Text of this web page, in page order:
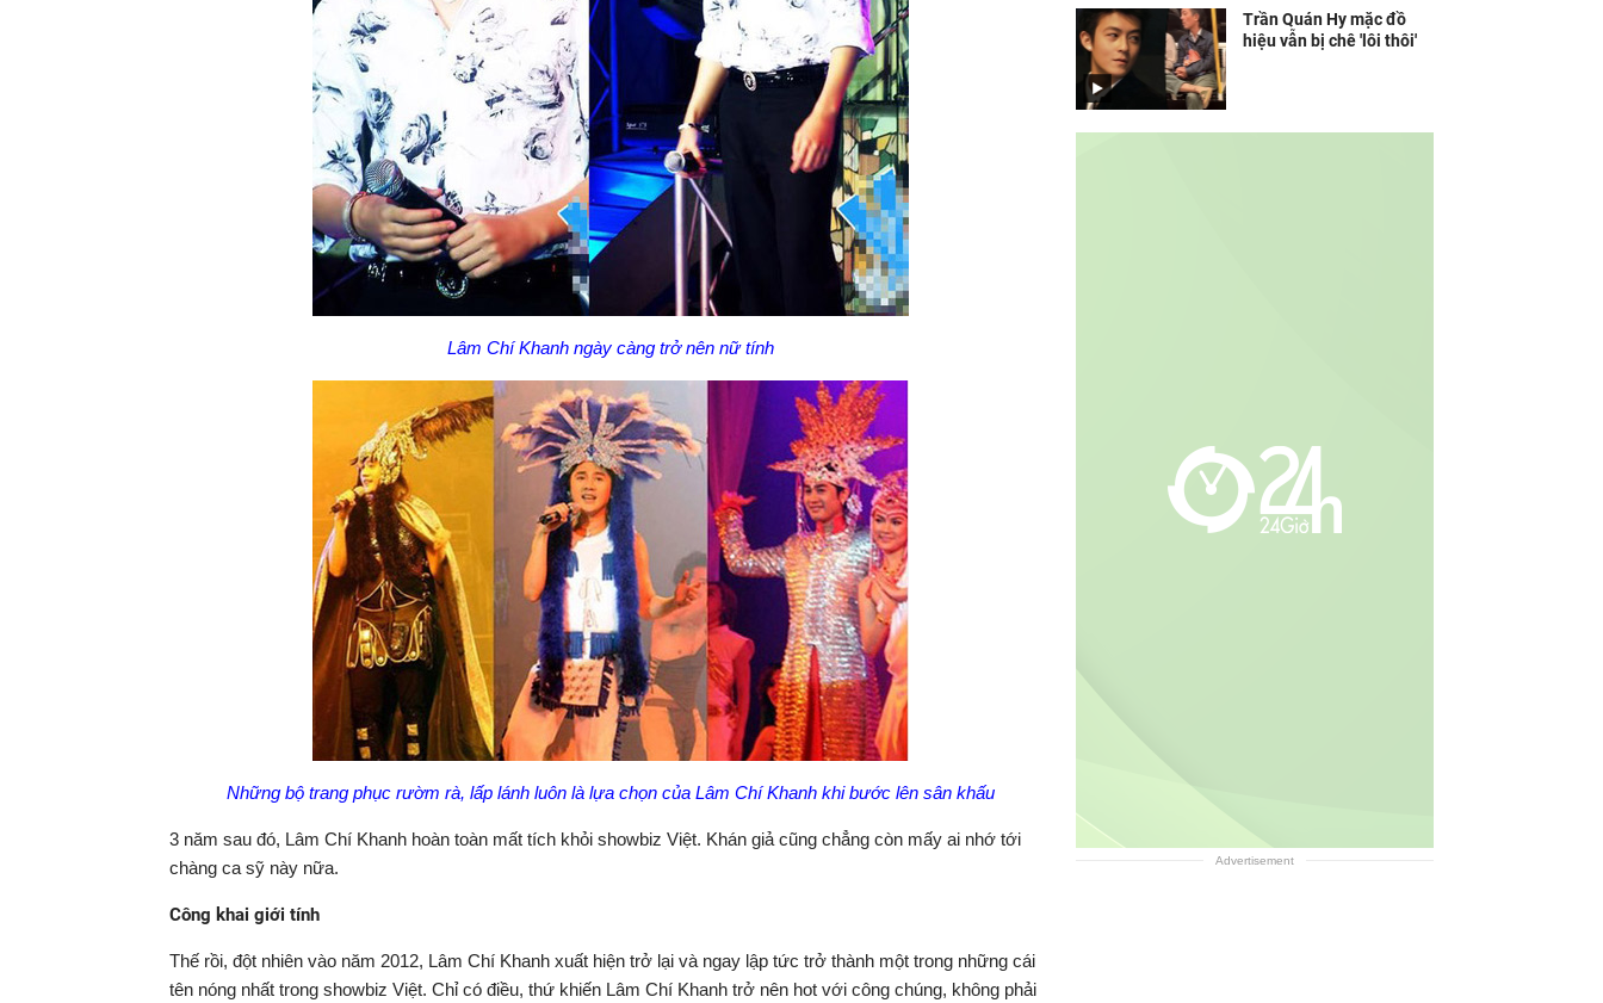
Lâm Chí Khanh ngày càng trở nên nữ tính
Những bộ trang phục rườm rà, lấp lánh luôn là lựa chọn của Lâm Chí Khanh khi bước lên sân khấu
3 năm sau đó, Lâm Chí Khanh hoàn toàn mất tích khỏi showbiz Việt. Khán giả cũng chẳng còn mấy ai nhớ tới
chàng ca sỹ này nữa.
Công khai giới tính
Thế rồi, đột nhiên vào năm 2012, Lâm Chí Khanh xuất hiện trở lại và ngay lập tức trở thành một trong những cái
tên nóng nhất trong showbiz Việt. Chỉ có điều, thứ khiến Lâm Chí Khanh trở nên hot với công chúng, không phải
Trần Quán Hy mặc đồ
hiệu vẫn bị chê 'lôi thôi'
Advertisement